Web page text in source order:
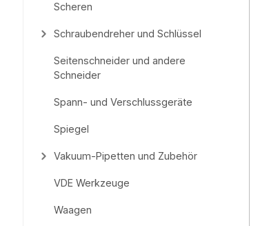
Scheren
Schraubendreher und Schlüssel
Seitenschneider und andere
Schneider
Spann- und Verschlussgeräte
Spiegel
Vakuum-Pipetten und Zubehör
VDE Werkzeuge
Waagen